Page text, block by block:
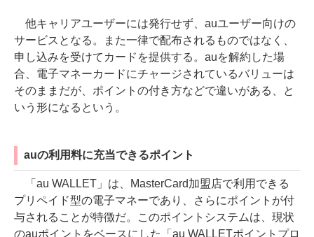
他キャリアユーザーには発行せず、auユーザー向けの
サービスとなる。また一律で配布されるものではなく、
申し込みを受けてカードを提供する。auを解約した場
合、電子マネーカードにチャージされているバリューは
そのままだが、ポイントの付き方などで違いがある、と
いう形になるという。
auの利用料に充当できるポイント
「au WALLET」は、MasterCard加盟店で利用できる
プリペイド型の電子マネーであり、さらにポイントが付
与されることが特徴だ。このポイントシステムは、現状
のauポイントをベースにした「au WALLETポイントプロ